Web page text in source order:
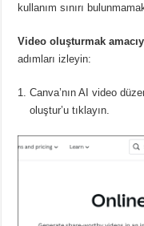
kullanım sınırı
Video oluşturmak
adımları izleyin:
Canva’nın AI video
oluştur’u tıklayın.